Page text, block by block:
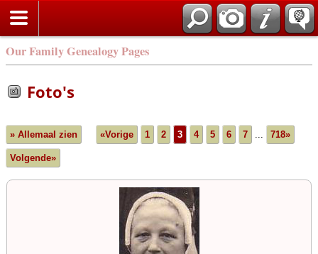
Our Family Genealogy Pages
Foto's
» Allemaal zien «Vorige 1 2 3 4 5 6 7 ... 718»
Volgende»